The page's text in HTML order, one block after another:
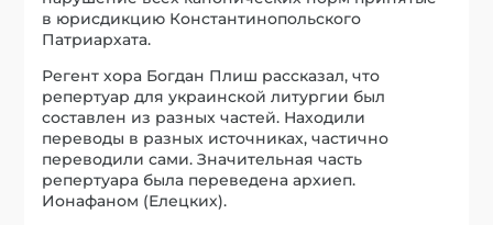
в юрисдикцию Константинопольского
Патриархата.
Регент хора Богдан Плиш рассказал, что
репертуар для украинской литургии был
составлен из разных частей. Находили
переводы в разных источниках, частично
переводили сами. Значительная часть
репертуара была переведена архиеп.
Ионафаном (Елецких).